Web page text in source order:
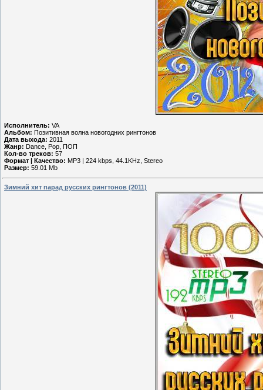
Исполнитель: VA
Альбом: Позитивная волна новогодних рингтонов
Дата выхода: 2011
Жанр: Dance, Pop, ПОП
Кол-во треков: 57
Формат | Качество: MP3 | 224 kbps, 44.1KHz, Stereo
Размер: 59.01 Mb
Зимний хит парад русских рингтонов (2011)